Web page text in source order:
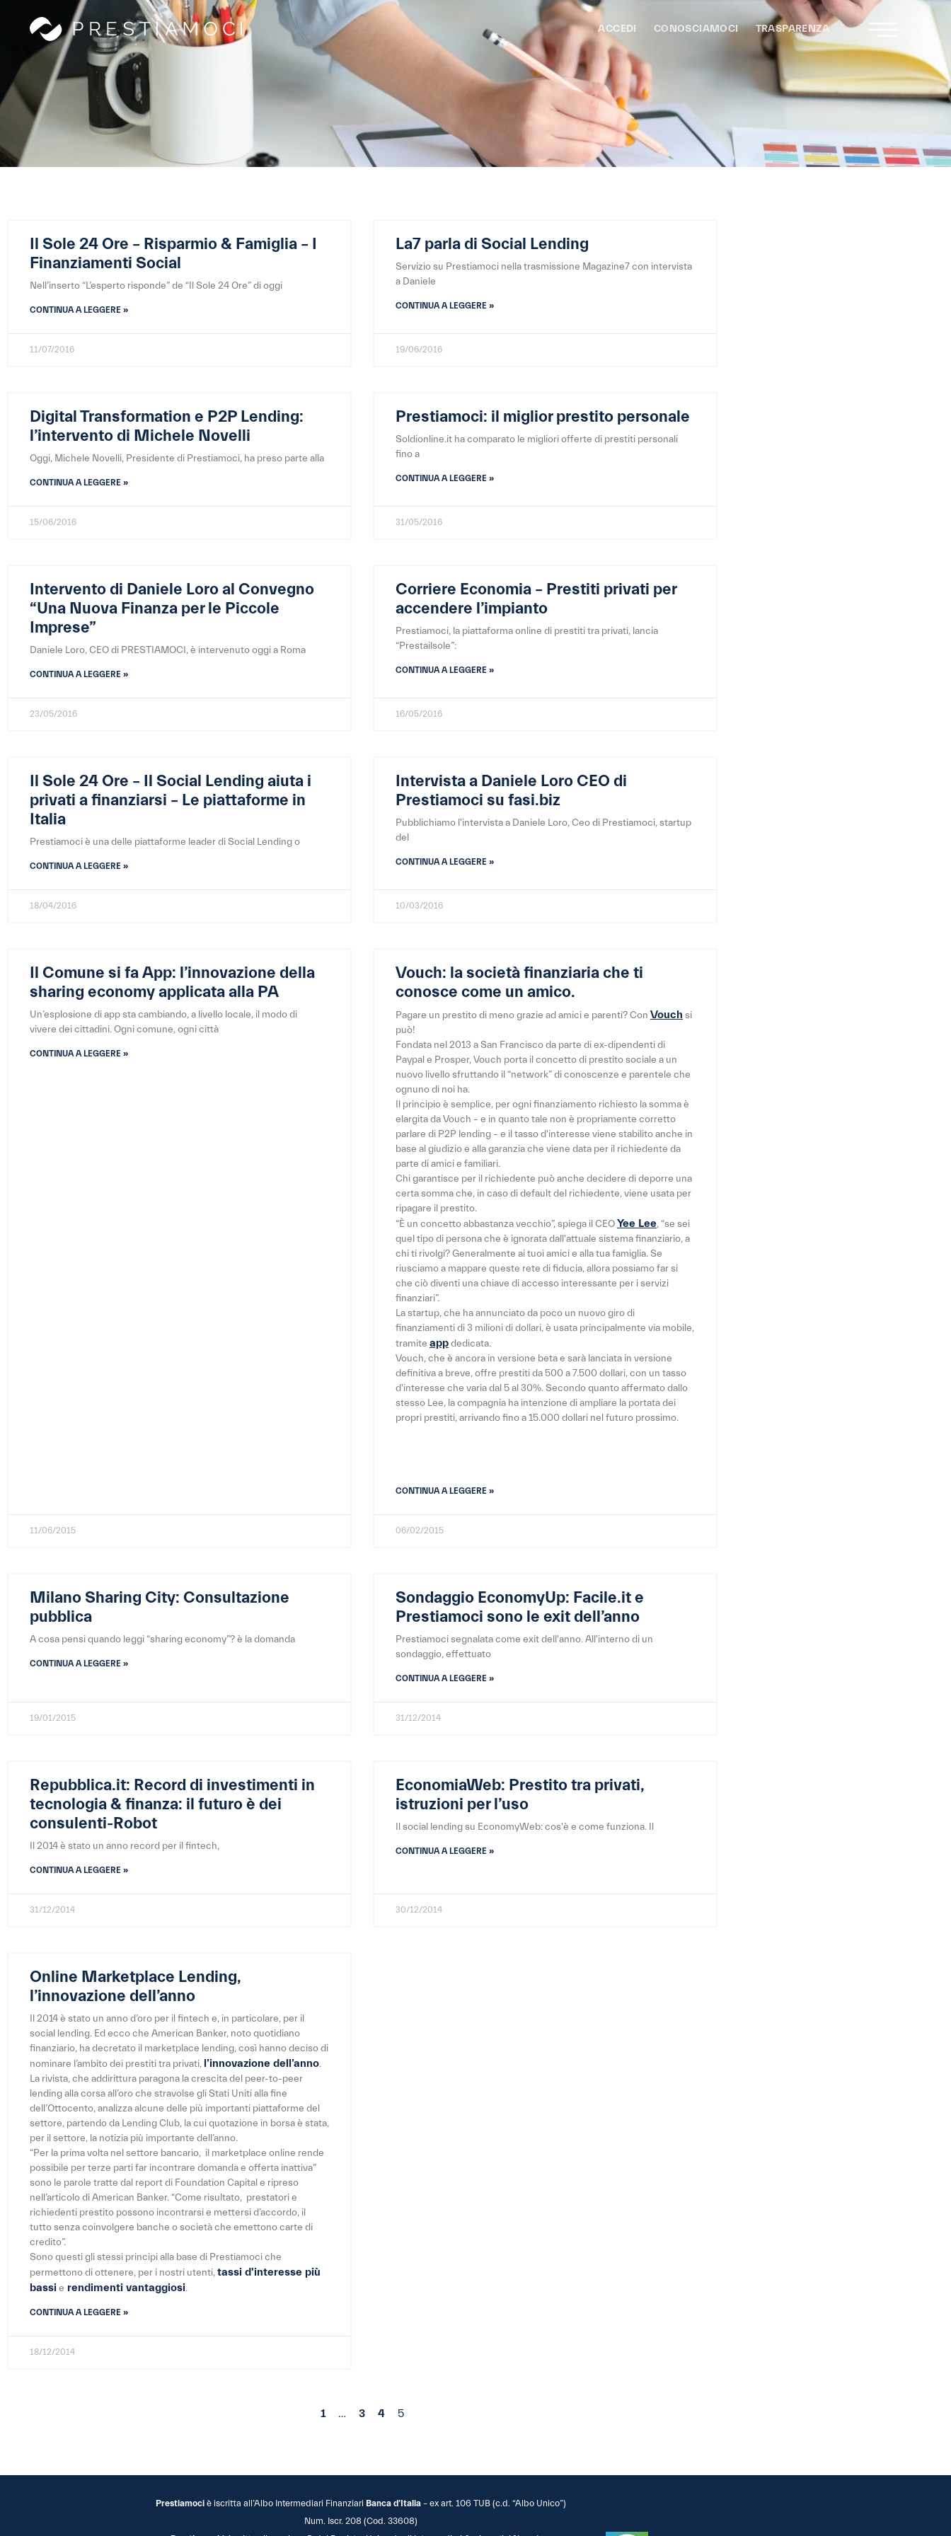
ACCEDI CONOSCIAMOCI TRASPARENZA
Il Sole 24 Ore – Risparmio & Famiglia – I
Finanziamenti Social
Nell’inserto “L’esperto risponde” de “Il Sole 24 Ore” di oggi
CONTINUA A LEGGERE »
11/07/2016
La7 parla di Social Lending
Servizio su Prestiamoci nella trasmissione Magazine7 con intervista
a Daniele
CONTINUA A LEGGERE »
19/06/2016
Digital Transformation e P2P Lending:
l’intervento di Michele Novelli
Oggi, Michele Novelli, Presidente di Prestiamoci, ha preso parte alla
CONTINUA A LEGGERE »
15/06/2016
Prestiamoci: il miglior prestito personale
Soldionline.it ha comparato le migliori offerte di prestiti personali
fino a
CONTINUA A LEGGERE »
31/05/2016
Intervento di Daniele Loro al Convegno
“Una Nuova Finanza per le Piccole
Imprese”
Daniele Loro, CEO di PRESTIAMOCI, è intervenuto oggi a Roma
CONTINUA A LEGGERE »
23/05/2016
Corriere Economia – Prestiti privati per
accendere l’impianto
Prestiamoci, la piattaforma online di prestiti tra privati, lancia
“Prestailsole”:
CONTINUA A LEGGERE »
16/05/2016
Il Sole 24 Ore – Il Social Lending aiuta i
privati a finanziarsi – Le piattaforme in
Italia
Prestiamoci è una delle piattaforme leader di Social Lending o
CONTINUA A LEGGERE »
18/04/2016
Intervista a Daniele Loro CEO di
Prestiamoci su fasi.biz
Pubblichiamo l'intervista a Daniele Loro, Ceo di Prestiamoci, startup
del
CONTINUA A LEGGERE »
10/03/2016
Il Comune si fa App: l’innovazione della
sharing economy applicata alla PA
Un’esplosione di app sta cambiando, a livello locale, il modo di
vivere dei cittadini. Ogni comune, ogni città
CONTINUA A LEGGERE »
11/06/2015
Vouch: la società finanziaria che ti
conosce come un amico.
Pagare un prestito di meno grazie ad amici e parenti? Con Vouch si
può!
Fondata nel 2013 a San Francisco da parte di ex-dipendenti di
Paypal e Prosper, Vouch porta il concetto di prestito sociale a un
nuovo livello sfruttando il “network” di conoscenze e parentele che
ognuno di noi ha.
Il principio è semplice, per ogni finanziamento richiesto la somma è
elargita da Vouch – e in quanto tale non è propriamente corretto
parlare di P2P lending – e il tasso d'interesse viene stabilito anche in
base al giudizio e alla garanzia che viene data per il richiedente da
parte di amici e familiari.
Chi garantisce per il richiedente può anche decidere di deporre una
certa somma che, in caso di default del richiedente, viene usata per
ripagare il prestito.
“È un concetto abbastanza vecchio”, spiega il CEOYee Lee, “se sei
quel tipo di persona che è ignorata dall'attuale sistema finanziario, a
chi ti rivolgi? Generalmente ai tuoi amici e alla tua famiglia. Se
riusciamo a mappare queste rete di fiducia, allora possiamo far si
che ciò diventi una chiave di accesso interessante per i servizi
finanziari”.
La startup, che ha annunciato da poco un nuovo giro di
finanziamenti di 3 milioni di dollari, è usata principalmente via mobile,
tramite appdedicata.
Vouch, che è ancora in versione beta e sarà lanciata in versione
definitiva a breve, offre prestiti da 500 a 7.500 dollari, con un tasso
d'interesse che varia dal 5 al 30%. Secondo quanto affermato dallo
stesso Lee, la compagnia ha intenzione di ampliare la portata dei
propri prestiti, arrivando fino a 15.000 dollari nel futuro prossimo.
CONTINUA A LEGGERE »
06/02/2015
Milano Sharing City: Consultazione
pubblica
A cosa pensi quando leggi “sharing economy”? è la domanda
CONTINUA A LEGGERE »
19/01/2015
Sondaggio EconomyUp: Facile.it e
Prestiamoci sono le exit dell’anno
Prestiamoci segnalata come exit dell'anno. All'interno di un
sondaggio, effettuato
CONTINUA A LEGGERE »
31/12/2014
Repubblica.it: Record di investimenti in
tecnologia & finanza: il futuro è dei
consulenti-Robot
Il 2014 è stato un anno record per il fintech,
CONTINUA A LEGGERE »
31/12/2014
EconomiaWeb: Prestito tra privati,
istruzioni per l’uso
Il social lending su EconomyWeb: cos'è e come funziona. Il
CONTINUA A LEGGERE »
30/12/2014
Online Marketplace Lending,
l’innovazione dell’anno
Il 2014 è stato un anno d’oro per il fintech e, in particolare, per il
social lending. Ed ecco che American Banker, noto quotidiano
finanziario, ha decretato il marketplace lending, così hanno deciso di
nominare l’ambito dei prestiti tra privati, l’innovazione dell’anno.
La rivista, che addirittura paragona la crescita del peer-to-peer
lending alla corsa all’oro che stravolse gli Stati Uniti alla fine
dell’Ottocento, analizza alcune delle più importanti piattaforme del
settore, partendo da Lending Club, la cui quotazione in borsa è stata,
per il settore, la notizia più importante dell’anno.
“Per la prima volta nel settore bancario, il marketplace online rende
possibile per terze parti far incontrare domanda e offerta inattiva”
sono le parole tratte dal report di Foundation Capital e ripreso
nell’articolo di American Banker. “Come risultato, prestatori e
richiedenti prestito possono incontrarsi e mettersi d’accordo, il
tutto senza coinvolgere banche o società che emettono carte di
credito”.
Sono questi gli stessi principi alla base di Prestiamoci che
permettono di ottenere, per i nostri utenti,tassi d'interesse più
bassi e rendimenti vantaggiosi.
CONTINUA A LEGGERE »
18/12/2014
1 … 3 4 5
Prestiamoci è iscritta all’Albo Intermediari Finanziari Banca d’Italia – ex art. 106 TUB (c.d. “Albo Unico”)
Num. Iscr. 208 (Cod. 33608)